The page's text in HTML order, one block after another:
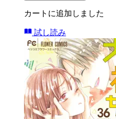
カートに追加しました
試し読み